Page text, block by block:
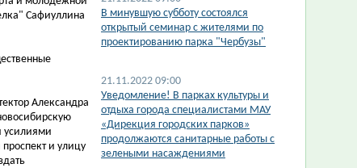
Сафиуллина
Александра
усилиями
и улицу
В минувшую субботу состоялся
открытый семинар с жителями по
проектированию парка "Чербузы"
21.11.2022 09:00
Уведомление! В парках культуры и
отдыха города специалистами МАУ
«Дирекция городских парков»
продолжаются санитарные работы с
зелеными насаждениями